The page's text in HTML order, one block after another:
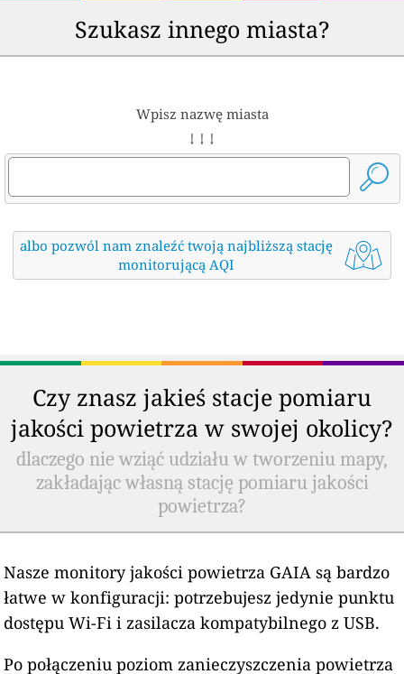
Szukasz innego miasta?
Wpisz nazwę miasta
↓ ↓ ↓
albo pozwól nam znaleźć twoją najbliższą stację
monitorującą AQI
Czy znasz jakieś stacje pomiaru
jakości powietrza w swojej okolicy?
dlaczego nie wziąć udziału w tworzeniu mapy,
zakładając własną stację pomiaru jakości
powietrza?
Nasze monitory jakości powietrza GAIA są bardzo
łatwe w konfiguracji: potrzebujesz jedynie punktu
dostępu Wi-Fi i zasilacza kompatybilnego z USB.
Po połączeniu poziom zanieczyszczenia powietrza